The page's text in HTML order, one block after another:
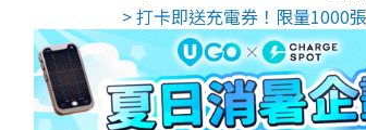
> 打卡即送充電券！限量1000